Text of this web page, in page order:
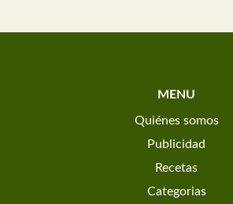
MENU
Quiénes somos
Publicidad
Recetas
Categorias